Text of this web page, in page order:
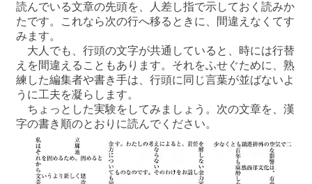
読んでいる文章の先頭を、人差し指で示しておく読みか
たです。これなら次の行へ移るときに、間違えなくてす
みます。
大人でも、行頭の文字が共通していると、時には行替
えを間違えることもあります。それをふせぐために、熟
練した編集者や書き手は、行頭に同じ言葉が並ばないよ
うに工夫を凝らします。
ちょっとした実験をしてみましょう。次の文章を、漢
字の書き順のとおりに読んでください。